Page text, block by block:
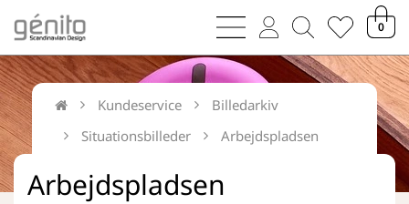
bars
sharp
thin
user
thin
magnifying
glass
thin
heart
thin
0
Kundeservice
Billedarkiv
Situationsbilleder
Arbejdspladsen
Arbejdspladsen